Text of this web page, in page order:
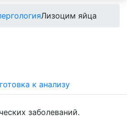
Лизоцим яйца
к анализу
заболеваний.